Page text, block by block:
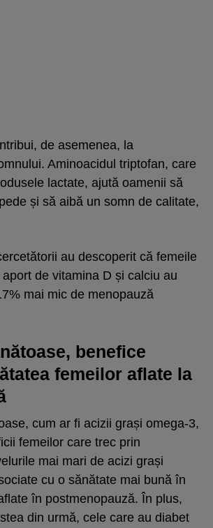
de asemenea, la
Aminoacidul triptofan, care
lactate, ajută oamenii să
și să aibă un somn de calitate,
au descoperit că femeile
de vitamina D și calciu au
mai mic de menopauză
benefice
femeilor aflate la
cum ar fi acizii grași omega-3,
femeilor care trec prin
mai mari de acizi grași
cu o sănătate mai bună în
în postmenopauză. În plus,
din urmă, cele care au diabet